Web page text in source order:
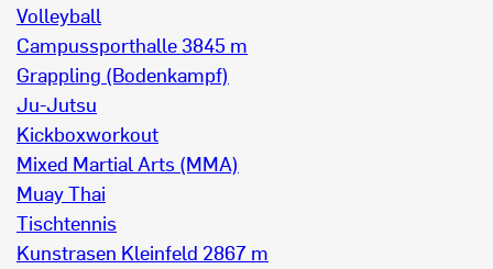
Volleyball
Campussporthalle 3845 m
Grappling (Bodenkampf)
Ju-Jutsu
Kickboxworkout
Mixed Martial Arts (MMA)
Muay Thai
Tischtennis
Kunstrasen Kleinfeld 2867 m